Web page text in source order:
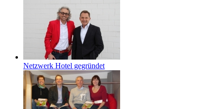
Netzwerk Hotel gegründet